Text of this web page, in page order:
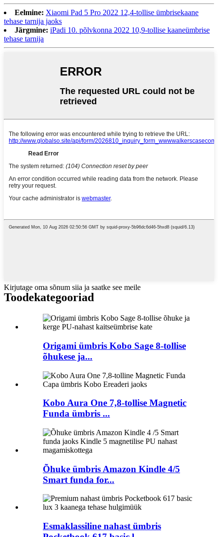
Eelmine: Xiaomi Pad 5 Pro 2022 12,4-tollise ümbrisekaane
tehase tarnija jaoks
Järgmine: iPadi 10. põlvkonna 2022 10,9-tollise kaaneümbrise
tehase tarnija
Kirjutage oma sõnum siia ja saatke see meile
Toodekategooriad
Origami ümbris Kobo Sage 8-tollise
õhukese ja...
Kobo Aura One 7,8-tollise Magnetic
Funda ümbris ...
Õhuke ümbris Amazon Kindle 4/5
Smart funda for...
Esmaklassiline nahast ümbris